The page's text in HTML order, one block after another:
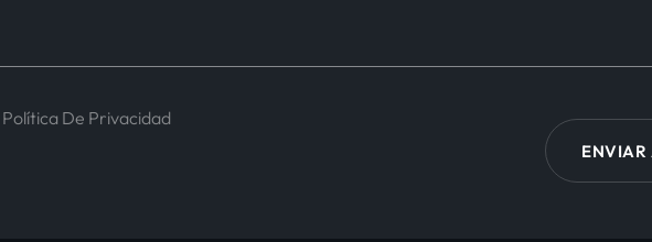
Política De Privacidad